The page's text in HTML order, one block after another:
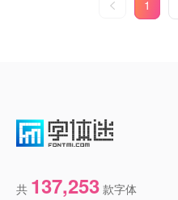
1
共 137,253 款字体